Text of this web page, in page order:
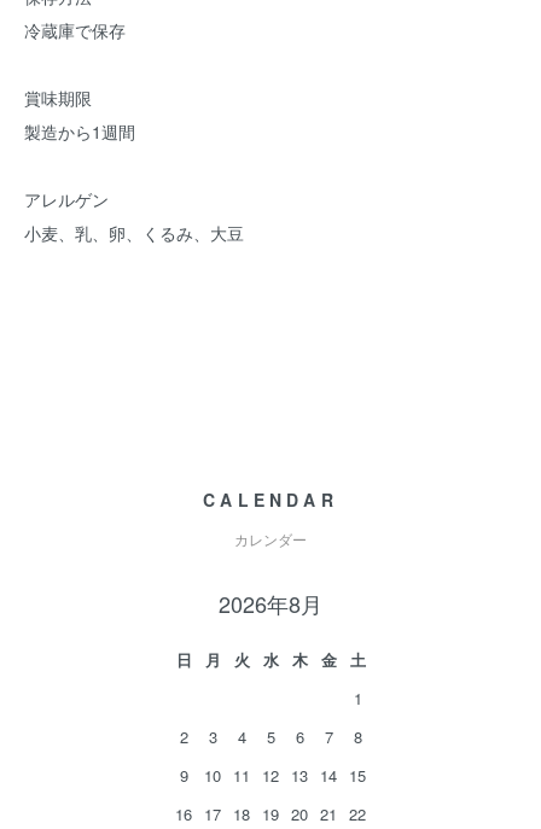
冷蔵庫で保存
賞味期限
製造から1週間
アレルゲン
小麦、乳、卵、くるみ、大豆
CALENDAR
カレンダー
2026年8月
日 月 火 水 木 金
土
1
2
3 4 5 6 7
8
9
10 11 12 13 14 15
16 17 18 19 20 21
22